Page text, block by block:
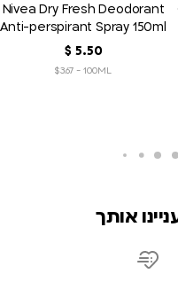
Nivea Dry Fresh Deodorant
Anti-perspirant Spray 150ml
5.50
$
$3.67 - 100ML
אותך
Add